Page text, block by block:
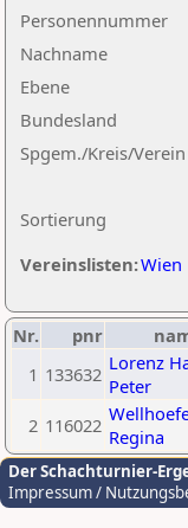
Nachname
Ebene
Sortierung
Personennummer
Bundesland
Spgem./Kreis/Verein
Vereinslisten:Wien
Nr. pnr
1 133632 Lorenz
Peter
2 116022 Regina
Der Schachturnier-
Impressum /